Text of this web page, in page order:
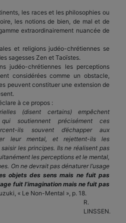
les races et les philosophies ou
les notions de bien, de mal et de
extraordinairement nuancée de
et religions judéo-chrétiennes se
sagesses Zen et Taoïstes.
judéo-chrétiennes les perceptions
considérées comme un obstacle,
peuvent constituer une extension de
à ce propos :
(disent certains) empêchent
soutiennent précisément ces
ils souvent d’échapper aux
leur mental, et rejettent-ils les
saisir les principes. Ils ne réalisent pas
les perceptions et le mental,
On ne devrait pas dénaturer l’usage
objets des sens mais ne fuit pas
fuit l’imagination mais ne fuit pas
« Le Non-Mental », p. 18.
R.
LINSSEN.